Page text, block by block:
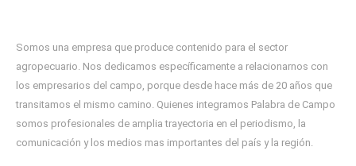
Somos una empresa que produce contenido para el sector
agropecuario. Nos dedicamos específicamente a relacionarnos con
los empresarios del campo, porque desde hace más de 20 años que
transitamos el mismo camino. Quienes integramos Palabra de Campo
somos profesionales de amplia trayectoria en el periodismo, la
comunicación y los medios mas importantes del país y la región.